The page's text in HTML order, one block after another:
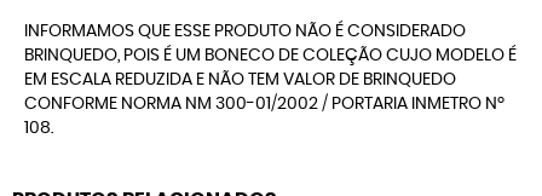
INFORMAMOS QUE ESSE PRODUTO NÃO É CONSIDERADO
BRINQUEDO, POIS É UM BONECO DE COLEÇÃO CUJO MODELO É
EM ESCALA REDUZIDA E NÃO TEM VALOR DE BRINQUEDO
CONFORME NORMA NM 300-01/2002 / PORTARIA INMETRO Nº
108.